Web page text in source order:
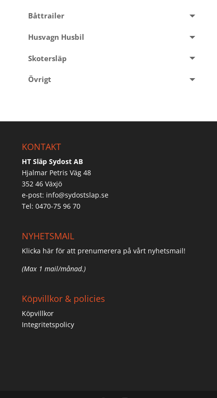
Båttrailer
Husvagn Husbil
Skotersläp
Övrigt
KONTAKT
HT Släp Sydost AB
Hjalmar Petris Väg 48
352 46 Växjö
e-post: info@sydostslap.se
Tel: 0470-75 96 70
NYHETSMAIL
Klicka här för att prenumerera på vårt nyhetsmail!
(Max 1 mail/månad.)
Köpvillkor & policies
Köpvillkor
Integritetspolicy